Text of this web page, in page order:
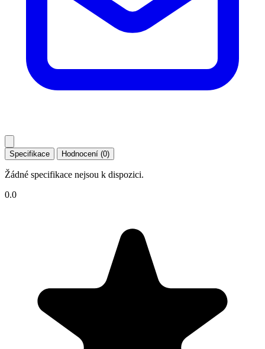
Specifikace Hodnocení (0)
Žádné specifikace nejsou k dispozici.
0.0